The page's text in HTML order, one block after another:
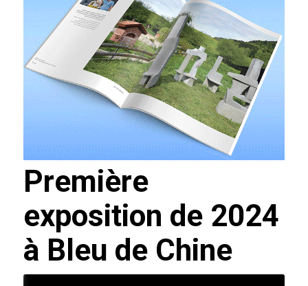
Première
exposition de 2024
à Bleu de Chine